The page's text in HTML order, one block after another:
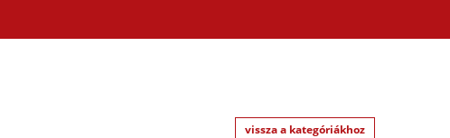
vissza a kategóriákhoz